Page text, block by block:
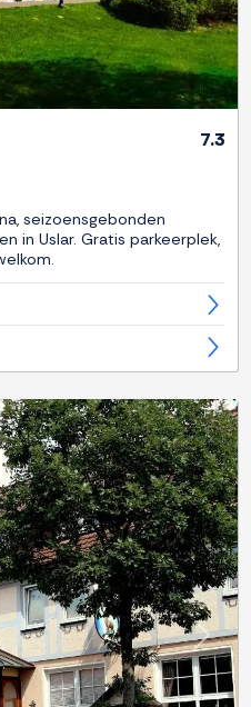
7.3
seizoensgebonden
in Uslar. Gratis parkeerplek,
Next